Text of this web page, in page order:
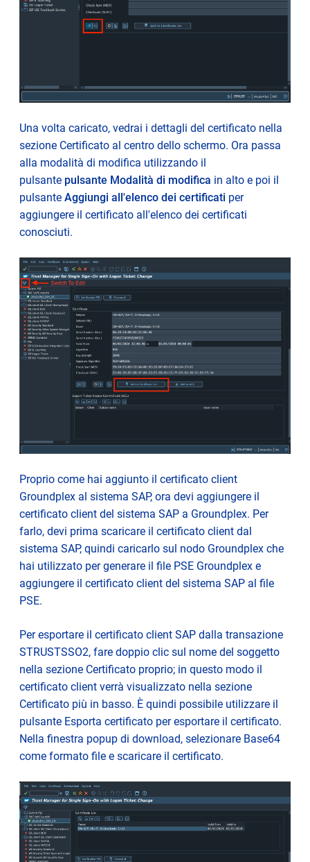
Una volta caricato, vedrai i dettagli del certificato nella
sezione Certificato al centro dello schermo. Ora passa
alla modalità di modifica utilizzando il
pulsante pulsante Modalità di modifica in alto e poi il
pulsante Aggiungi all'elenco dei certificati per
aggiungere il certificato all'elenco dei certificati
conosciuti.
Proprio come hai aggiunto il certificato client
Groundplex al sistema SAP, ora devi aggiungere il
certificato client del sistema SAP a Groundplex. Per
farlo, devi prima scaricare il certificato client dal
sistema SAP, quindi caricarlo sul nodo Groundplex che
hai utilizzato per generare il file PSE Groundplex e
aggiungere il certificato client del sistema SAP al file
PSE.
Per esportare il certificato client SAP dalla transazione
STRUSTSSO2, fare doppio clic sul nome del soggetto
nella sezione Certificato proprio; in questo modo il
certificato client verrà visualizzato nella sezione
Certificato più in basso. È quindi possibile utilizzare il
pulsante Esporta certificato per esportare il certificato.
Nella finestra popup di download, selezionare Base64
come formato file e scaricare il certificato.